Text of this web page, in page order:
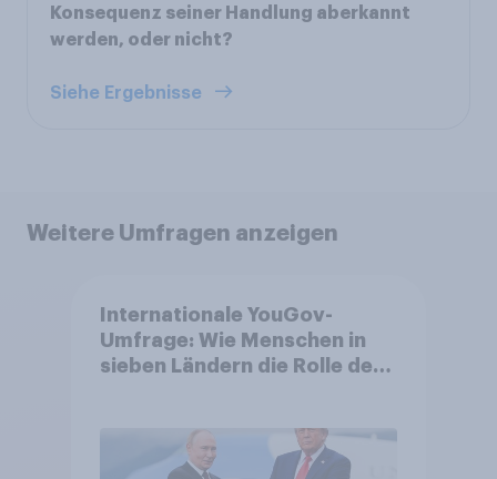
Konsequenz seiner Handlung aberkannt
werden, oder nicht?
Siehe Ergebnisse
Weitere Umfragen anzeigen
Internationale YouGov-
Umfrage: Wie Menschen in
sieben Ländern die Rolle der
Bedrohungen und Bündnisse
bewerten